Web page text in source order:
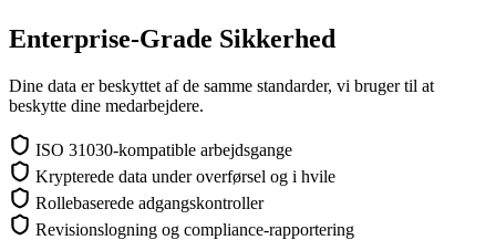
Enterprise-Grade Sikkerhed
Dine data er beskyttet af de samme standarder, vi bruger til at
beskytte dine medarbejdere.
ISO 31030-kompatible arbejdsgange
Krypterede data under overførsel og i hvile
Rollebaserede adgangskontroller
Revisionslogning og compliance-rapportering